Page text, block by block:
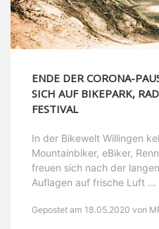
ENDE DER CORONA-
SICH AUF BIKEPARK,
FESTIVAL
In der Bikewelt Willingen
Mountainbiker, eBiker,
freuen sich nach der
Auflagen auf frische Luft ...
Gepostet am 18.05.2020 von